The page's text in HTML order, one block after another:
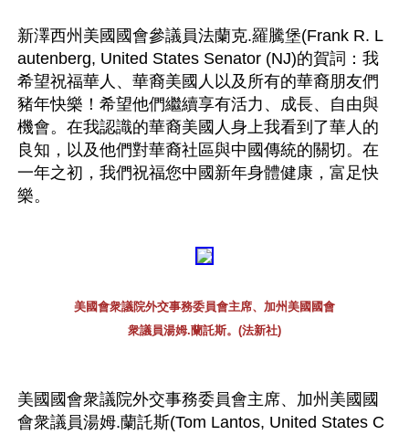
新澤西州美國國會參議員法蘭克.羅騰堡(Frank R. L
autenberg, United States Senator (NJ)的賀詞：我
希望祝福華人、華裔美國人以及所有的華裔朋友們
豬年快樂！希望他們繼續享有活力、成長、自由與
機會。在我認識的華裔美國人身上我看到了華人的
良知，以及他們對華裔社區與中國傳統的關切。在
一年之初，我們祝福您中國新年身體健康，富足快
樂。
美國會衆議院外交事務委員會主席、加州美國國會
衆議員湯姆.蘭託斯。(法新社)
美國國會衆議院外交事務委員會主席、加州美國國
會衆議員湯姆.蘭託斯(Tom Lantos, United States C